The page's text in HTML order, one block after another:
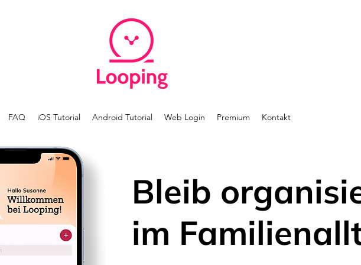
FAQ iOS Tutorial Android Tutorial Web Login Premium Kontakt
Bleib
im